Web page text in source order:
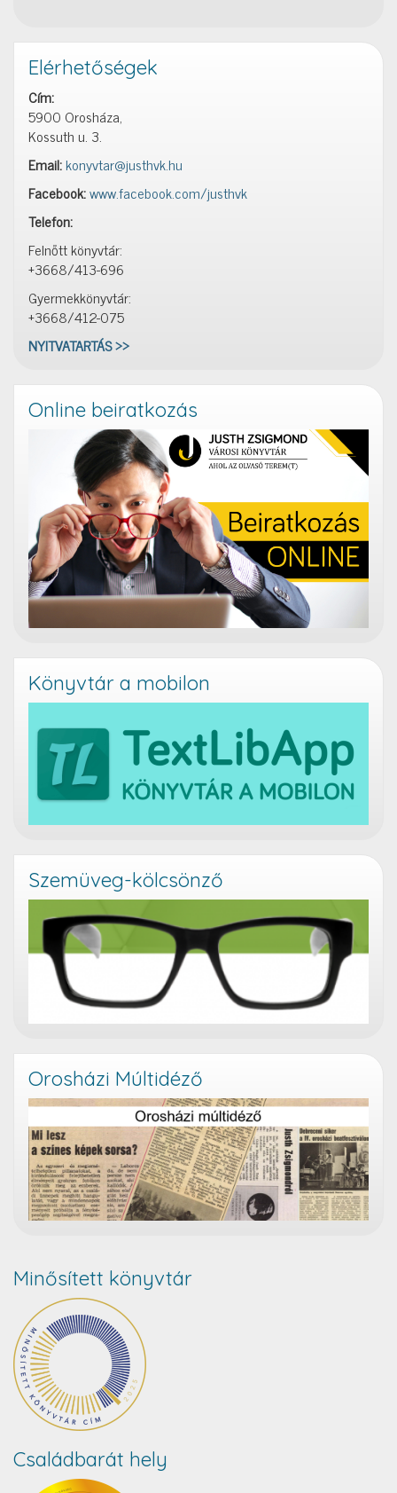
Elérhetőségek
Cím:
5900 Orosháza,
Kossuth u. 3.
Email:konyvtar@justhvk.hu
Facebook:www.facebook.com/justhvk
Telefon:
Felnőtt könyvtár:
+3668/413-696
Gyermekkönyvtár:
+3668/412-075
NYITVATARTÁS >>
Online beiratkozás
Könyvtár a mobilon
Szemüveg-kölcsönző
Orosházi Múltidéző
Minősített könyvtár
Családbarát hely